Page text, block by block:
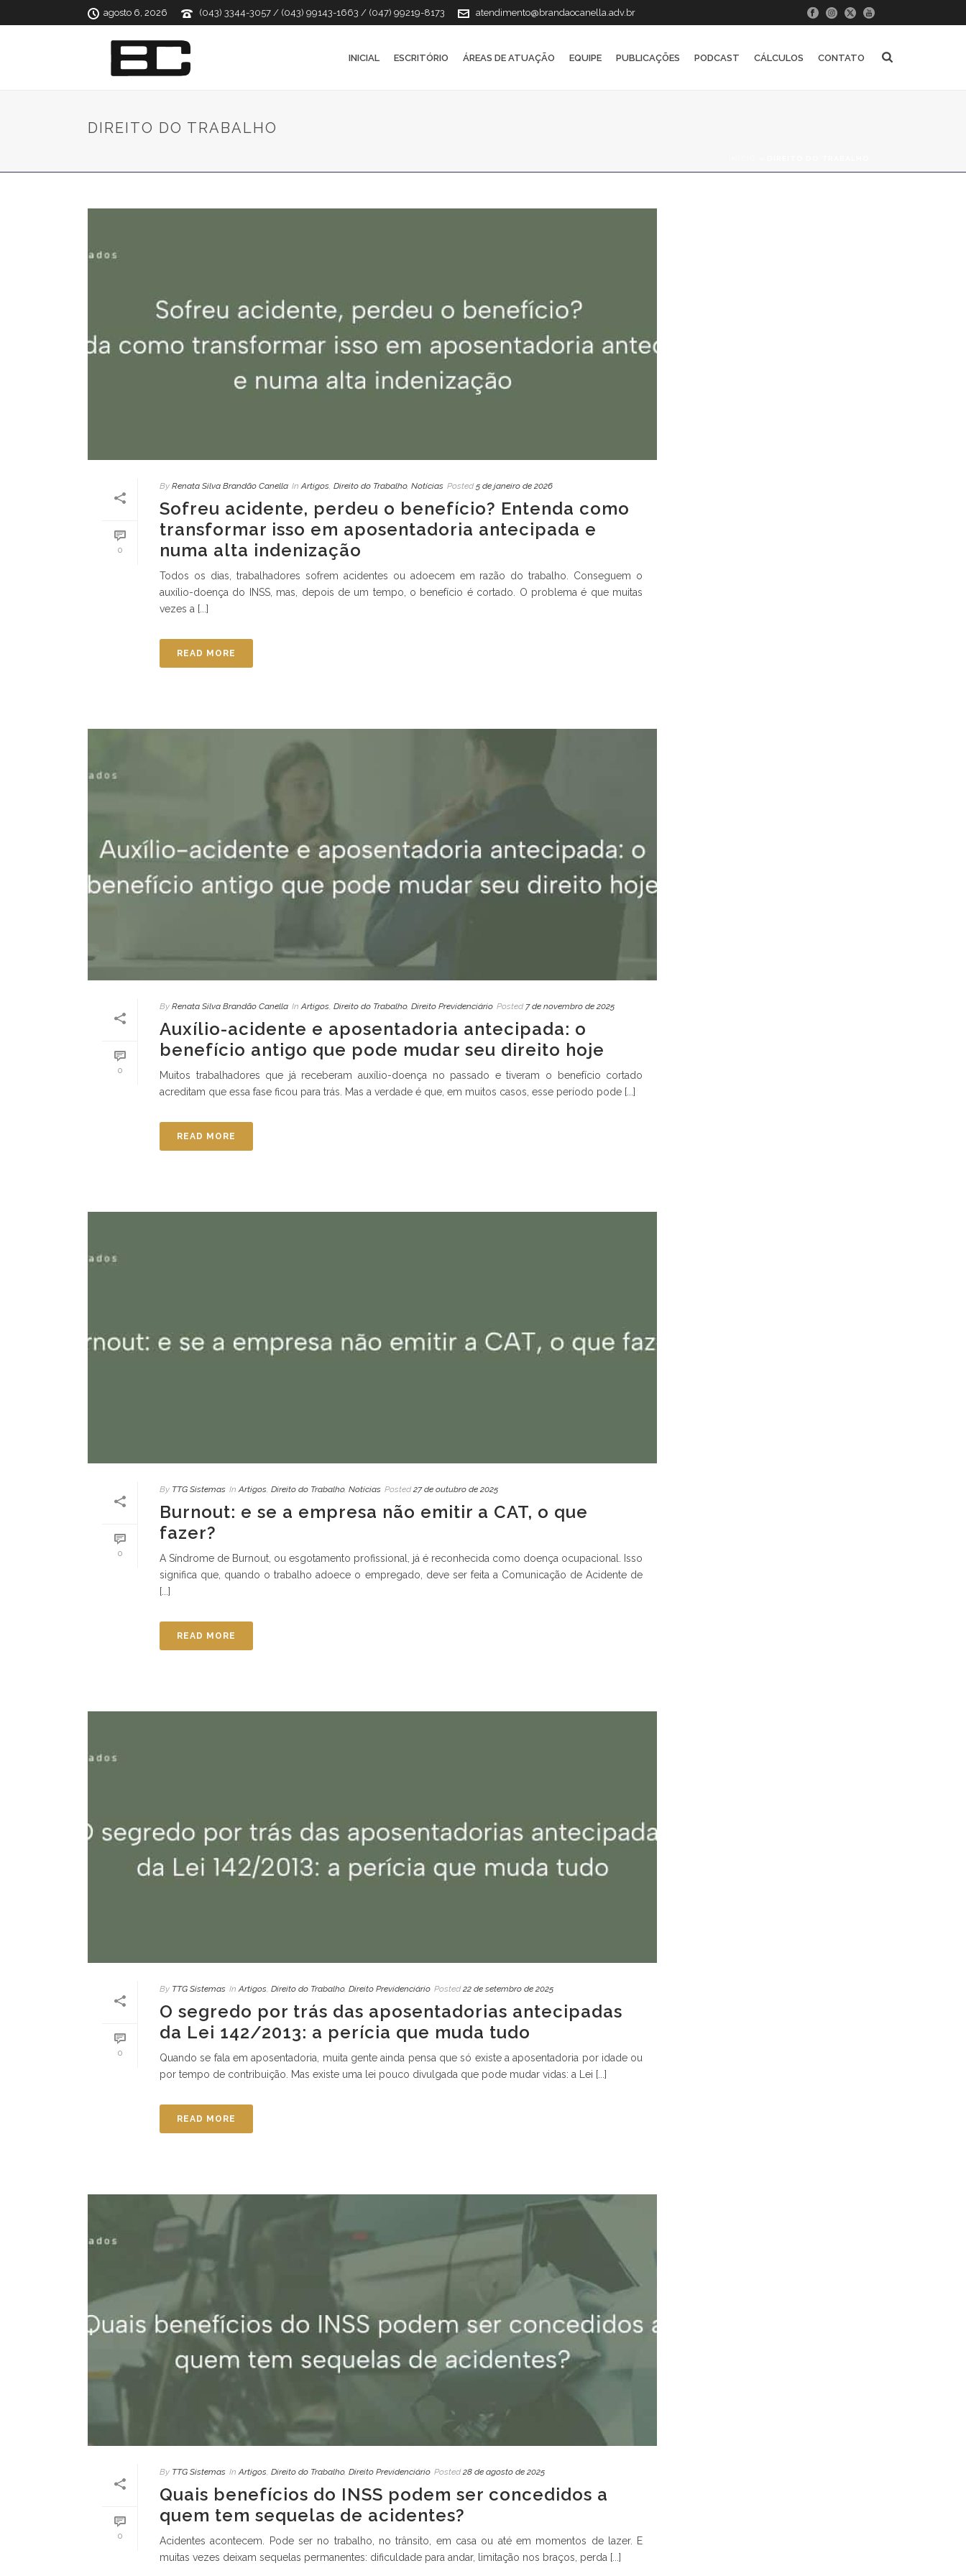
agosto 6, 2026 (043) 3344-3057 / (043) 99143-1663 / (047) 99219-8173 atendimento@brandaocanella.adv.br
INICIAL ESCRITÓRIO ÁREAS DE ATUAÇÃO EQUIPE PUBLICAÇÕES PODCAST CÁLCULOS CONTATO
DIREITO DO TRABALHO
0
By Renata Silva Brandão Canella In Artigos, Direito do Trabalho, Notícias Posted 5 de janeiro de 2026
Sofreu acidente, perdeu o benefício? Entenda como
transformar isso em aposentadoria antecipada e
numa alta indenização
Todos os dias, trabalhadores sofrem acidentes ou adoecem em razão do trabalho. Conseguem o
auxílio-doença do INSS, mas, depois de um tempo, o benefício é cortado. O problema é que muitas
vezes a [...]
READ MORE
0
By Renata Silva Brandão Canella In Artigos, Direito do Trabalho, Direito Previdenciário Posted 7 de novembro de 2025
Auxílio-acidente e aposentadoria antecipada: o
benefício antigo que pode mudar seu direito hoje
Muitos trabalhadores que já receberam auxílio-doença no passado e tiveram o benefício cortado
acreditam que essa fase ficou para trás. Mas a verdade é que, em muitos casos, esse período pode [...]
READ MORE
0
By TTG Sistemas In Artigos, Direito do Trabalho, Notícias Posted 27 de outubro de 2025
Burnout: e se a empresa não emitir a CAT, o que
fazer?
A Síndrome de Burnout, ou esgotamento profissional, já é reconhecida como doença ocupacional. Isso
significa que, quando o trabalho adoece o empregado, deve ser feita a Comunicação de Acidente de
[...]
READ MORE
0
By TTG Sistemas In Artigos, Direito do Trabalho, Direito Previdenciário Posted 22 de setembro de 2025
O segredo por trás das aposentadorias antecipadas
da Lei 142/2013: a perícia que muda tudo
Quando se fala em aposentadoria, muita gente ainda pensa que só existe a aposentadoria por idade ou
por tempo de contribuição. Mas existe uma lei pouco divulgada que pode mudar vidas: a Lei [...]
READ MORE
0
By TTG Sistemas In Artigos, Direito do Trabalho, Direito Previdenciário Posted 28 de agosto de 2025
Quais benefícios do INSS podem ser concedidos a
quem tem sequelas de acidentes?
Acidentes acontecem. Pode ser no trabalho, no trânsito, em casa ou até em momentos de lazer. E
muitas vezes deixam sequelas permanentes: dificuldade para andar, limitação nos braços, perda [...]